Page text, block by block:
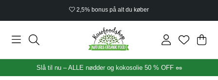
Økologisk certificeret
.
Slå til nu – ALLE nødder og kokosolie 50 % OFF 🥜